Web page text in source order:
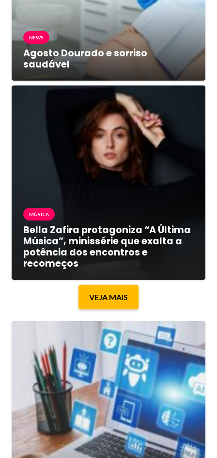
NEWS
Agosto Dourado e sorriso
saudável
MÚSICA
Bella Zafira protagoniza “A Última
Música”, minissérie que exalta a
potência dos encontros e
recomeços
VEJA MAIS